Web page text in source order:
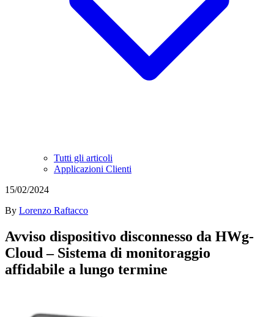
Tutti gli articoli
Applicazioni Clienti
15/02/2024
By Lorenzo Raftacco
Avviso dispositivo disconnesso da HWg-
Cloud – Sistema di monitoraggio
affidabile a lungo termine